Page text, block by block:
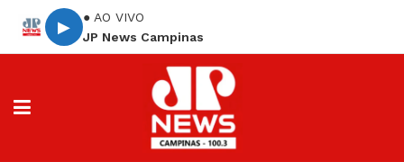
▶
● AO VIVO
JP News Campinas